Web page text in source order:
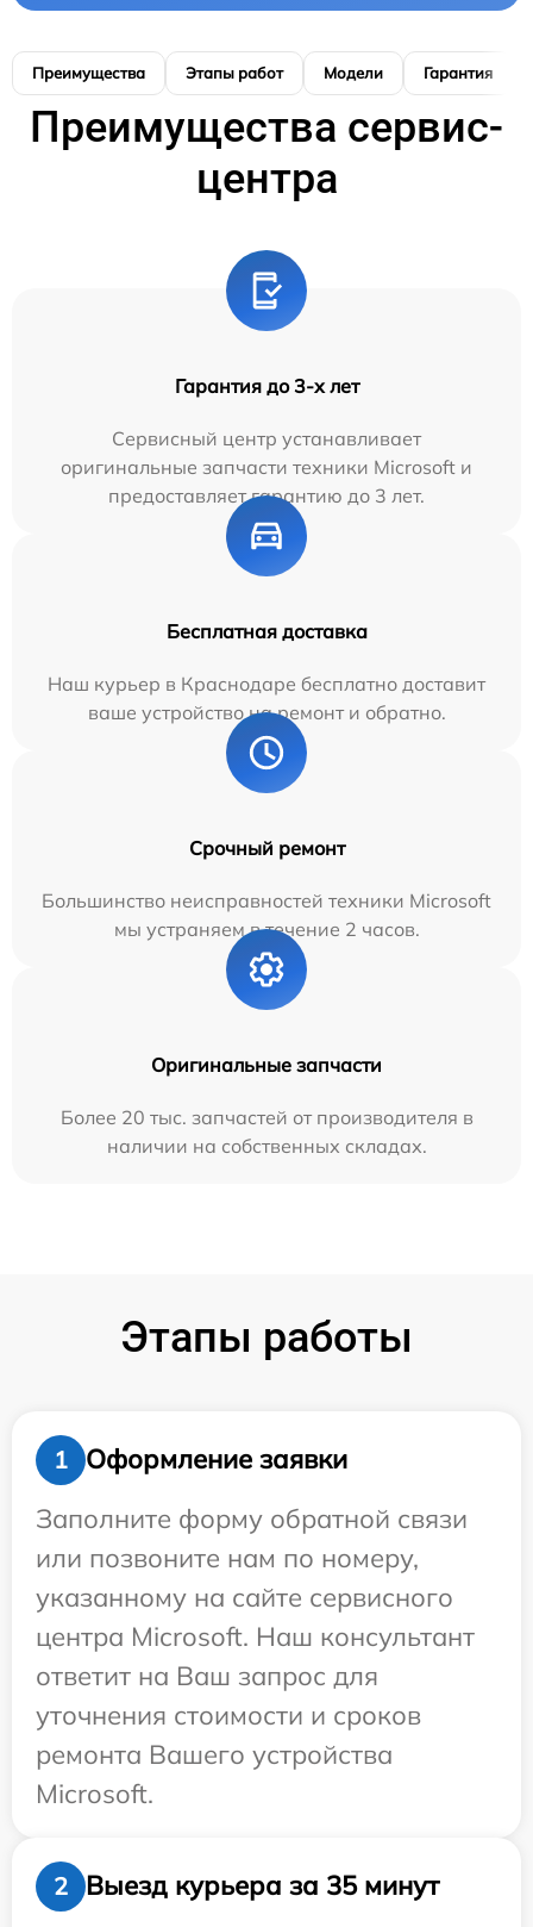
Преимущества Этапы работ Модели Гарантия
Преимущества сервис-
центра
Гарантия до 3-х лет
Сервисный центр устанавливает
оригинальные запчасти техники Microsoft и
предоставляет гарантию до 3 лет.
Бесплатная доставка
Наш курьер в Краснодаре бесплатно доставит
ваше устройство на ремонт и обратно.
Срочный ремонт
Большинство неисправностей техники Microsoft
мы устраняем в течение 2 часов.
Оригинальные запчасти
Более 20 тыс. запчастей от производителя в
наличии на собственных складах.
Этапы работы
1
Оформление заявки
Заполните форму обратной связи
или позвоните нам по номеру,
указанному на сайте сервисного
центра Microsoft. Наш консультант
ответит на Ваш запрос для
уточнения стоимости и сроков
ремонта Вашего устройства
Microsoft.
2 Выезд курьера за 35 минут